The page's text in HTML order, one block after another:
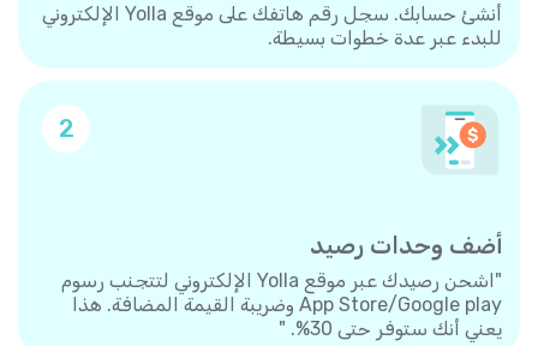
أنشئ حسابك. سجل رقم هاتفك على موقع Yolla الإلكتروني
للبدء عبر عدة خطوات بسيطة.
2
أضف وحدات رصيد
"اشحن رصيدك عبر موقع Yolla الإلكتروني لتتجنب رسوم
App Store/Google play وضريبة القيمة المضافة. هذا
يعني أنك ستوفر حتى 30%. "